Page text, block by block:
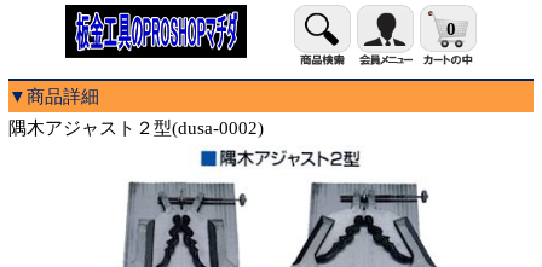
0
▼商品詳細
隅木アジャスト２型(dusa-0002)